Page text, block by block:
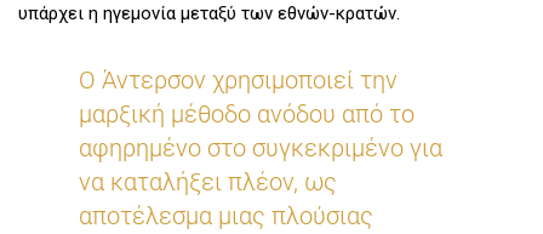
υπάρχει η ηγεμονία μεταξύ των εθνών-κρατών.
Ο Άντερσον χρησιμοποιεί την
μαρξική μέθοδο ανόδου από το
αφηρημένο στο συγκεκριμένο για
να καταλήξει πλέον, ως
αποτέλεσμα μιας πλούσιας